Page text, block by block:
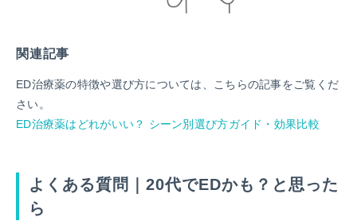
関連記事
ED治療薬の特徴や選び方については、こちらの記事をご覧くだ
さい。
ED治療薬はどれがいい？ シーン別選び方ガイド・効果比較
よくある質問｜20代でEDかも？と思った
ら